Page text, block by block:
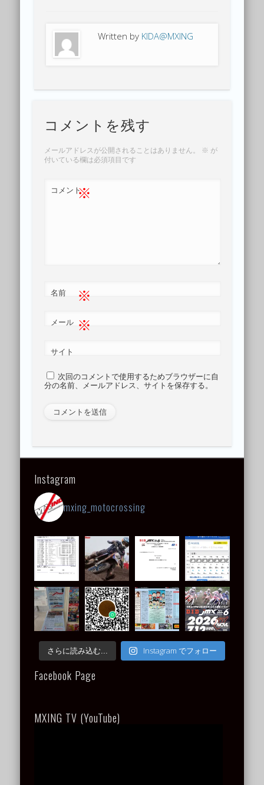
Written by KIDA@MXING
コメントを残す
メールアドレスが公開されることはありません。 ※ が
付いている欄は必須項目です
コメント※
名前 ※
メール ※
サイト
次回のコメントで使用するためブラウザーに自
分の名前、メールアドレス、サイトを保存する。
Instagram
mxing_motocrossing
さらに読み込む... Instagram でフォロー
Facebook Page
MXING TV (YouTube)